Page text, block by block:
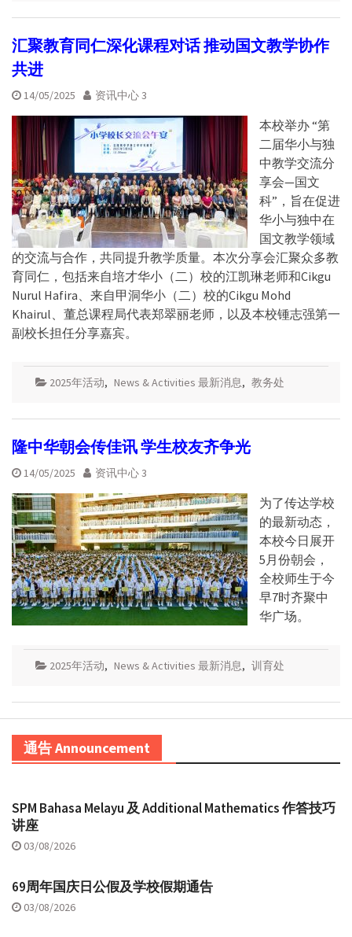
汇聚教育同仁深化课程对话 推动国文教学协作
共进
14/05/2025 资讯中心 3
本校举办 “第
二届华小与独
中教学交流分
享会—国文
科”，旨在促进
华小与独中在
国文教学领域
的交流与合作，共同提升教学质量。本次分享会汇聚众多教
育同仁，包括来自培才华小（二）校的江凯琳老师和Cikgu
Nurul Hafira、来自甲洞华小（二）校的Cikgu Mohd
Khairul、董总课程局代表郑翠丽老师，以及本校锺志强第一
副校长担任分享嘉宾。
2025年活动, News & Activities 最新消息, 教务处
隆中华朝会传佳讯 学生校友齐争光
14/05/2025 资讯中心 3
为了传达学校
的最新动态，
本校今日展开
5月份朝会，
全校师生于今
早7时齐聚中
华广场。
2025年活动, News & Activities 最新消息, 训育处
通告 Announcement
SPM Bahasa Melayu 及 Additional Mathematics 作答技巧
讲座
03/08/2026
69周年国庆日公假及学校假期通告
03/08/2026